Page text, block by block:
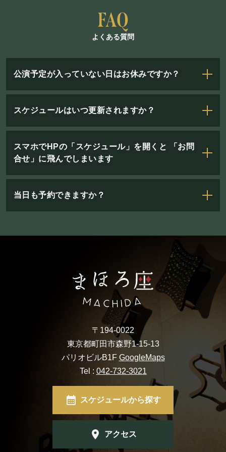
よくある質問
公演予定が入っていない日はお休みですか？
スケジュールはいつ更新されますか？
スマホでHPの「スケジュール」を開くと 「お問
合せ」に飛んでしまいます
当日も予約できますか？
〒194-0022
東京都町田市森野1-15-13
パリオビルB1F GoogleMaps
Tel : 042-732-3021
スケジュールから探す
アクセス